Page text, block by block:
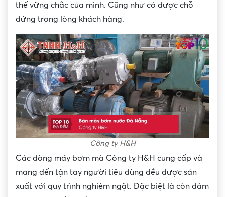
thế vững chắc của mình. Cũng như có được chỗ
đứng trong lòng khách hàng.
Công ty H&H
Các dòng máy bơm mà Công ty H&H cung cấp và
mang đến tận tay người tiêu dùng đều được sản
xuất với quy trình nghiêm ngặt. Đặc biệt là còn đảm